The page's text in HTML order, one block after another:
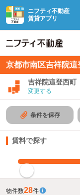
ニフティ不動産
賃貸アプリ
京都市南区吉祥院
吉祥院這登西町
変更する
条件を保存
賃料で探す
物件数28件